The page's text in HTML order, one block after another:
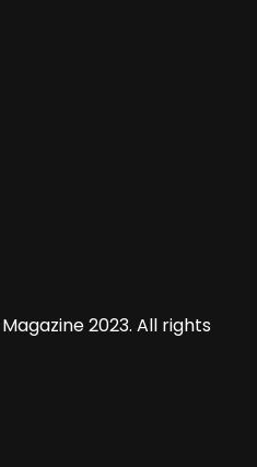
2023. All rights